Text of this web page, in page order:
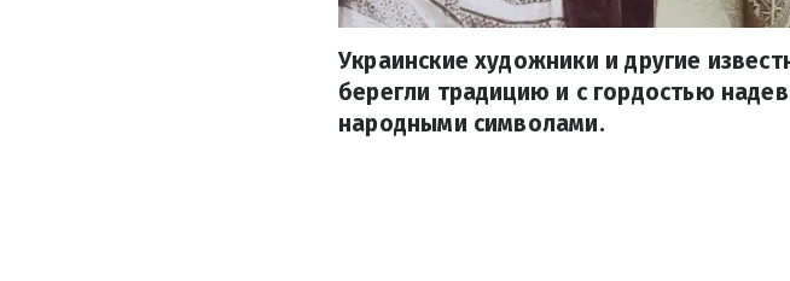
Украинские художники и другие
берегли традицию и с гордостью
народными символами.